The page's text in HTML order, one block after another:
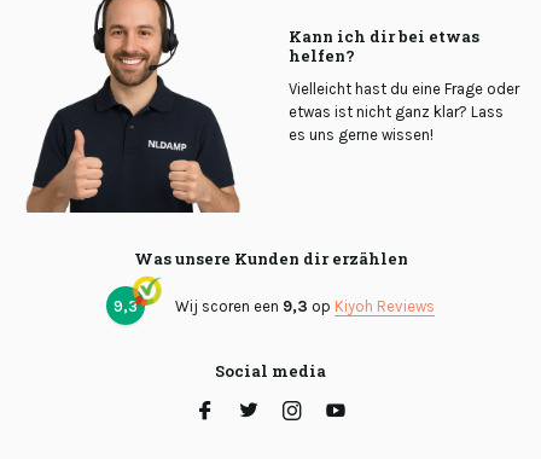
Kann ich dir bei etwas
helfen?
Vielleicht hast du eine Frage oder
etwas ist nicht ganz klar? Lass
es uns gerne wissen!
Was unsere Kunden dir erzählen
9,3 Wij scoren een 9,3 op Kiyoh Reviews
Social media